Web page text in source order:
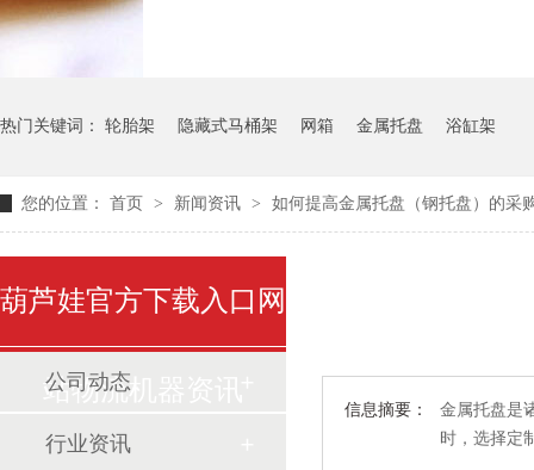
热门关键词： 轮胎架 隐藏式马桶架 网箱 金属托盘 浴缸架
您的位置： 首页 > 新闻资讯 > 如何提高金属托盘（钢托盘）的采
信息摘要：
金属托盘是诸
时，选择
葫芦娃官方下载入口网
站物流机器资讯
公司动态
行业资讯